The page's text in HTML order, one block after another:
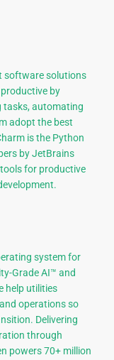
software solutions
by
tasks, automating
adopt the best
is the Python
by JetBrains
for productive
system for
Grade AI™ and
help utilities
operations so
Delivering
through
powers 70+ million